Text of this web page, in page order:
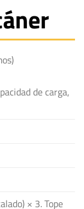
de carga,
× 3. Tope